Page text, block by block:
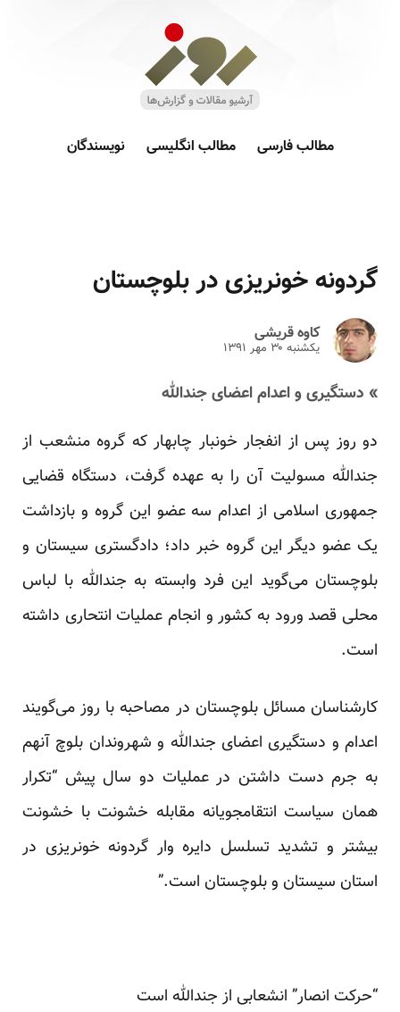
مطالب فارسی مطالب انگلیسی نویسندگان
گردونه خونریزی در بلوچستان
کاوه قریشی
یکشنبه ۳۰ مهر ۱۳۹۱
» دستگیری و اعدام اعضای جندالله
دو روز پس از انفجار خونبار چابهار که گروه منشعب از
جندالله مسولیت آن را به عهده گرفت، دستگاه قضایی
جمهوری اسلامی از اعدام سه عضو این گروه و بازداشت
یک عضو دیگر این گروه خبر داد؛ دادگستری سیستان و
بلوچستان می‌گوید این فرد وابسته به جندالله با لباس
محلی قصد ورود به کشور و انجام عملیات انتحاری داشته
است.
کار‌شناسان مسائل بلوچستان در مصاحبه با روز می‌گویند
اعدام و دستگیری اعضای جندالله و شهروندان بلوچ آنهم
به جرم دست داشتن در عملیات دو سال پیش “تکرار‌‌
همان سیاست انتقامجویانه مقابله خشونت با خشونت
بیشتر و تشدید تسلسل دایره وار گردونه خونریزی در
استان سیستان و بلوچستان است.”
“حرکت انصار” انشعابی از جندالله است